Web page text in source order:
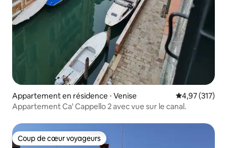
Appartement en résidence ⋅ Venise Évaluation
4,97 (317)
Appartement Ca' Cappello 2 avec vue sur le canal.
Coup de cœur voyageurs
Coup de cœur voyageurs